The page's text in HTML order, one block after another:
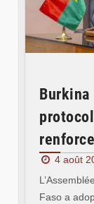
Burkina
4 août
Faso a